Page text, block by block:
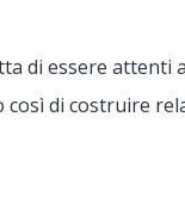
di essere
di costruire